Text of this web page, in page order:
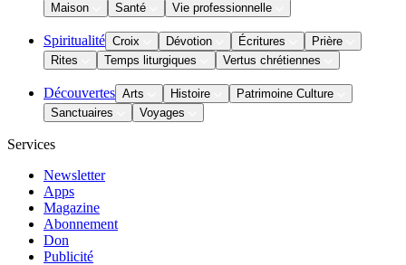
Maison
Santé Vie professionnelle
Spiritualité Croix Dévotion Écritures
Prière
Rites
Temps liturgiques Vertus chrétiennes
Découvertes Arts Histoire
Patrimoine Culture
Sanctuaires
Voyages
Services
Newsletter
Apps
Magazine
Abonnement
Don
Publicité